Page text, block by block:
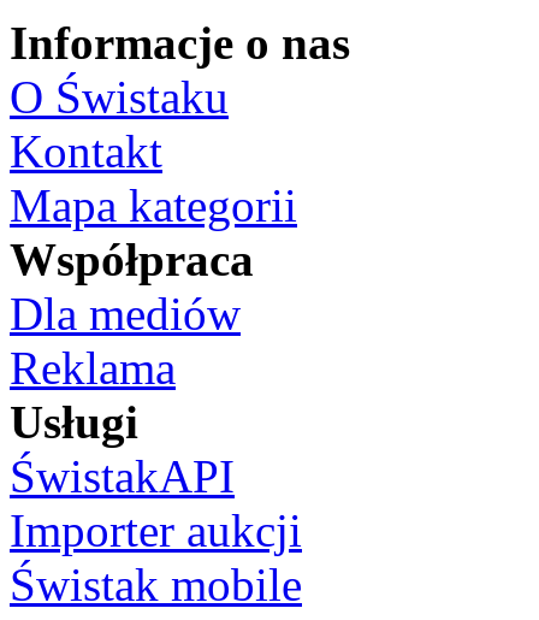
Informacje o nas
O Świstaku
Kontakt
Mapa kategorii
Współpraca
Dla mediów
Reklama
Usługi
ŚwistakAPI
Importer aukcji
Świstak mobile